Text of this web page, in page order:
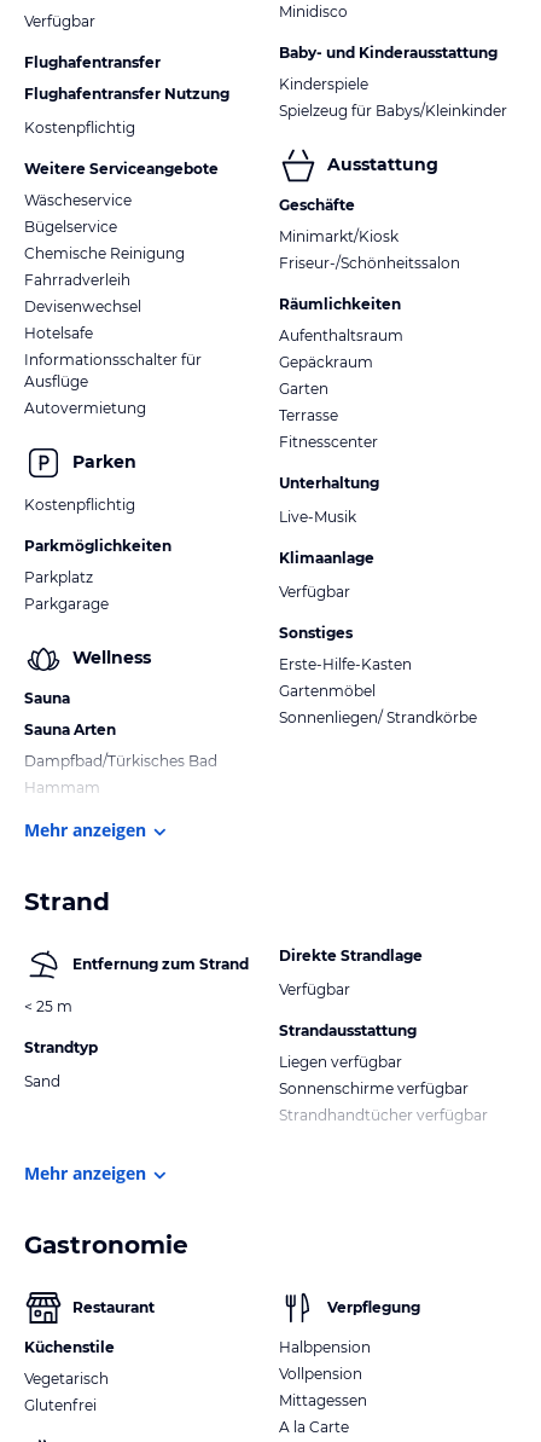
Verfügbar
Flughafentransfer
Flughafentransfer Nutzung
Kostenpflichtig
Weitere Serviceangebote
Wäscheservice
Bügelservice
Chemische Reinigung
Fahrradverleih
Devisenwechsel
Hotelsafe
Informationsschalter für
Ausflüge
Autovermietung
Parken
Kostenpflichtig
Parkmöglichkeiten
Parkplatz
Parkgarage
Wellness
Sauna
Sauna Arten
Dampfbad/Türkisches Bad
Hammam
Minidisco
Baby- und Kinderausstattung
Kinderspiele
Spielzeug für Babys/Kleinkinder
Ausstattung
Geschäfte
Minimarkt/Kiosk
Friseur-/Schönheitssalon
Räumlichkeiten
Aufenthaltsraum
Gepäckraum
Garten
Terrasse
Fitnesscenter
Unterhaltung
Live-Musik
Klimaanlage
Verfügbar
Sonstiges
Erste-Hilfe-Kasten
Gartenmöbel
Sonnenliegen/ Strandkörbe
Mehr anzeigen
Strand
Entfernung zum Strand
< 25 m
Strandtyp
Sand
Direkte Strandlage
Verfügbar
Strandausstattung
Liegen verfügbar
Sonnenschirme verfügbar
Strandhandtücher verfügbar
Mehr anzeigen
Gastronomie
Restaurant
Küchenstile
Vegetarisch
Glutenfrei
Verpflegung
Halbpension
Vollpension
Mittagessen
A la Carte